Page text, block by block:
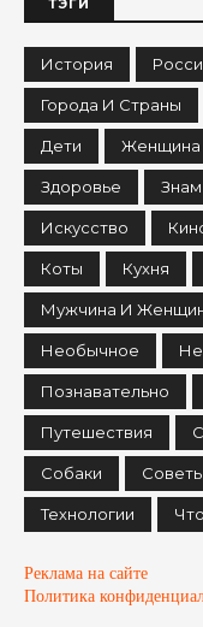
ТЭГИ
История
Города И Страны
Дети Женщина
Здоровье
Искусство
Коты Кухня
Мужчина И
Необычное
Познавательно
Путешествия
Собаки Советы
Технологии
Реклама на сайте
Политика